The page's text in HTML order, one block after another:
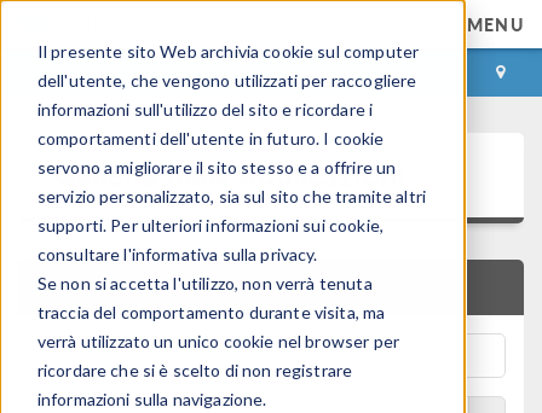
Il presente sito Web archivia cookie sul computer
dell'utente, che vengono utilizzati per raccogliere
informazioni sull'utilizzo del sito e ricordare i
comportamenti dell'utente in futuro. I cookie
servono a migliorare il sito stesso e a offrire un
servizio personalizzato, sia sul sito che tramite altri
supporti. Per ulteriori informazioni sui cookie,
consultare l'informativa sulla privacy.
Se non si accetta l'utilizzo, non verrà tenuta
traccia del comportamento durante visita, ma
verrà utilizzato un unico cookie nel browser per
ricordare che si è scelto di non registrare
informazioni sulla navigazione.
MENU
ACCEDI CONTACT
Galleria delle Applicazioni
RICERCA RAPIDA